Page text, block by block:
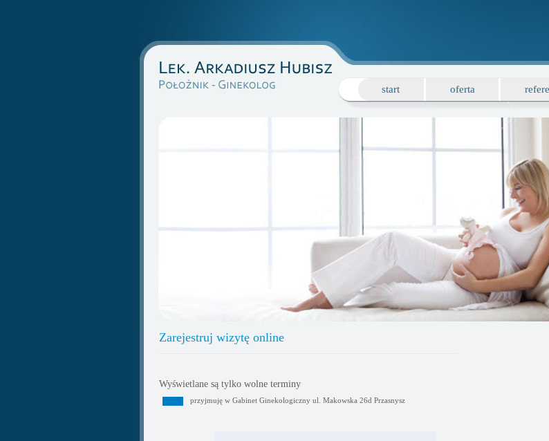
start oferta
Zarejestruj wizytę online
Wyświetlane są tylko wolne terminy
przyjmuję w Gabinet Ginekologiczny ul. Makowska 26d Przasnysz